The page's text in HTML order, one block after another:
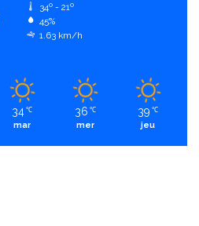
34º - 21º
45%
1.63 km/h
34 ℃
mar
36 ℃
mer
39 ℃
jeu